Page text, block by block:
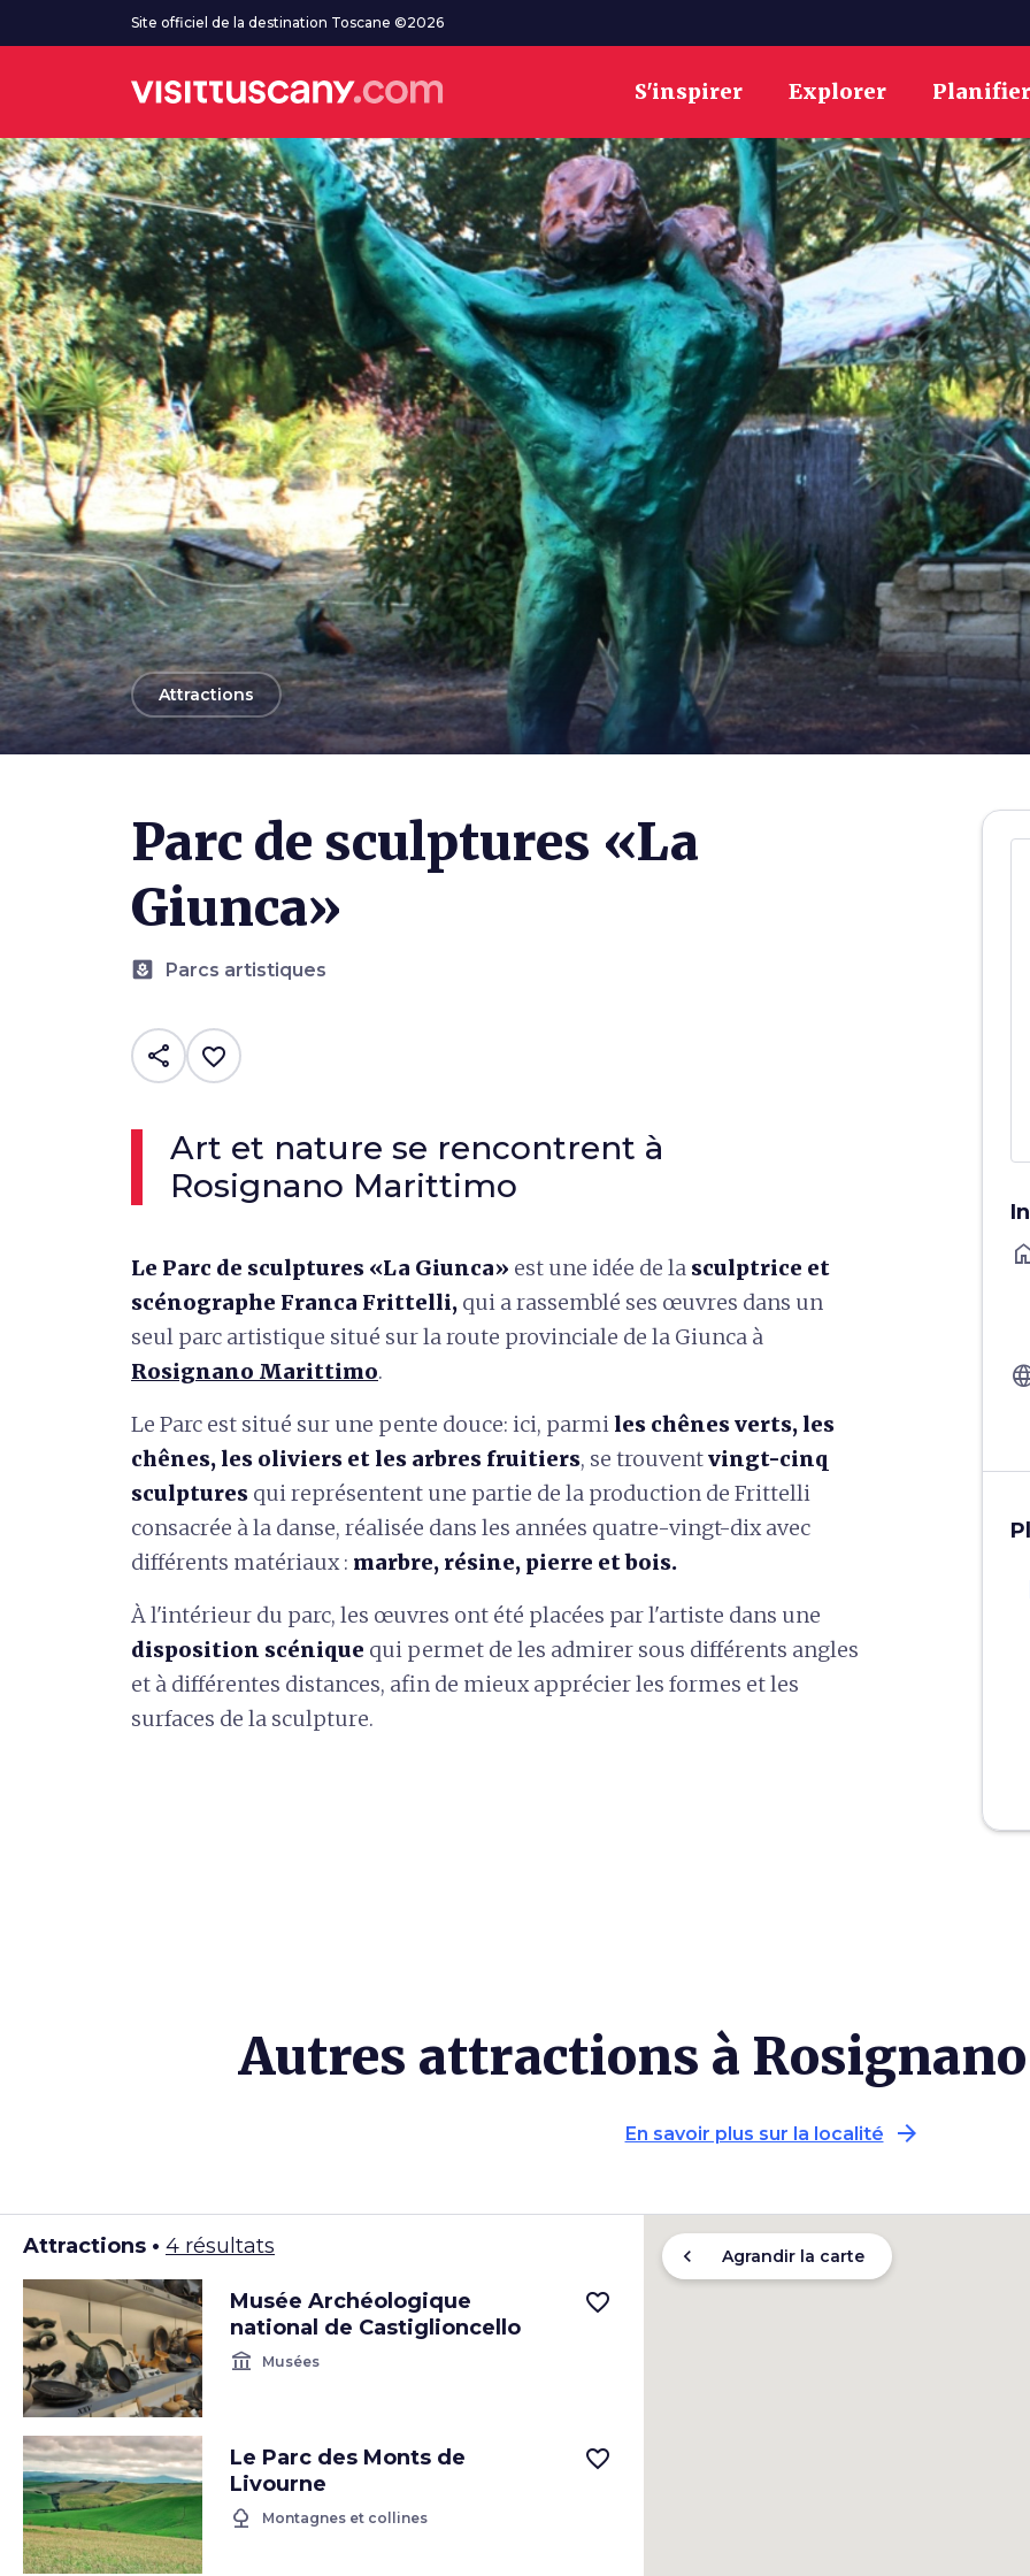
Aller au contenu principalSite officiel de la destination Toscane ©2026
S'inspirer Explorer Planifier
arrow_backAttractions
Parc de sculptures «La
Giunca»
yard Parcs artistiques
share favorite_border
Art et nature se rencontrent à
Rosignano Marittimo
Le Parc de sculptures «La Giunca» est une idée de la sculptrice et
scénographe Franca Frittelli, qui a rassemblé ses œuvres dans un
seul parc artistique situé sur la route provinciale de la Giunca à
Rosignano Marittimo.
Le Parc est situé sur une pente douce: ici, parmiles chênes verts, les
chênes, les oliviers et les arbres fruitiers, se trouventvingt-cinq
sculptures qui représentent une partie de la production de Frittelli
consacrée à la danse, réalisée dans les années quatre-vingt-dix avec
différents matériaux : marbre, résine, pierre et bois.
À l'intérieur du parc, les œuvres ont été placées par l'artiste dans une
disposition scénique qui permet de les admirer sous différents angles
et à différentes distances, afin de mieux apprécier les formes et les
surfaces de la sculpture.
Autres attractions à
En savoir plus sur la localité arrow_forward
Attractions • 4 résultats
Musée Archéologique
national de Castiglioncello
account_balance Musées
favorite_border
Le Parc des Monts de
Livourne
nature Montagnes et collines
favorite_border
chevron_left Agrandir la carte